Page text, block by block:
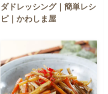
ダドレッシング｜簡単レシ
ピ｜かわしま屋